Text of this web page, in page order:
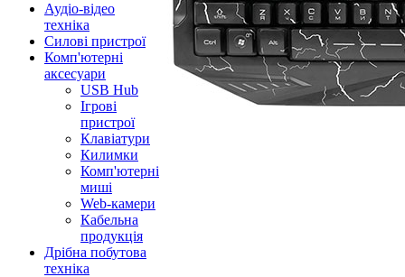
Аудіо-відео
техніка
Силові пристрої
Комп'ютерні
аксесуари
USB Hub
Ігрові
пристрої
Клавіатури
Килимки
Комп'ютерні
миші
Web-камери
Кабельна
продукція
Дрібна побутова
техніка